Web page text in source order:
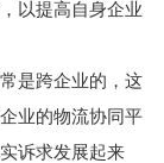
以提高自身企业
是跨企业的，这
业的物流协同平
诉求发展起来